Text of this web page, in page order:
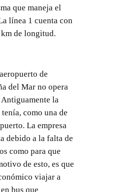
que maneja el
línea 1 cuenta con
de longitud.
de
del Mar no opera
la
como una de
La empresa
debido a la falta de
como para que
de esto, es que
viajar a
bus que